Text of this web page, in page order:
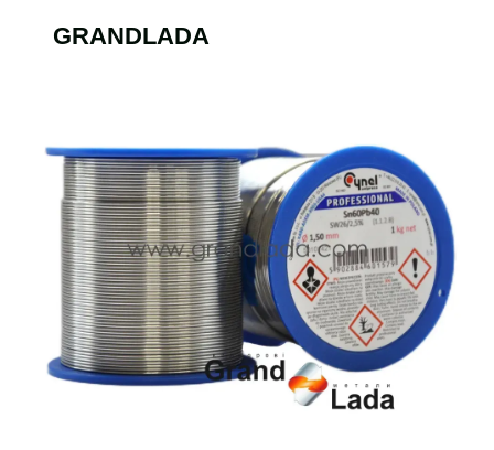
GRANDLADA